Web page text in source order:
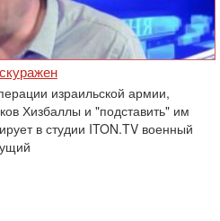
израильской армии,
Хизбаллы и "подставить" им
в студии ITON.TV военный